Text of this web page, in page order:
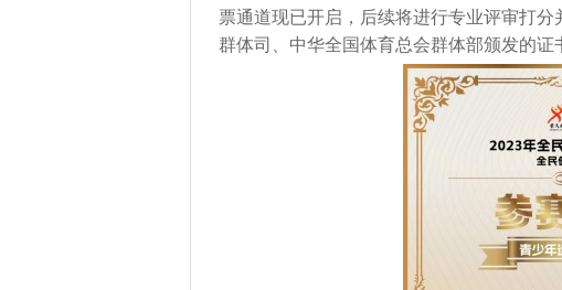
票通道现已开启，后续将进行专业评审打
群体司、中华全国体育总会群体部颁发的证